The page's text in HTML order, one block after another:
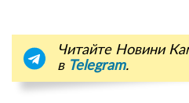
Читайте Новини
в Telegram.